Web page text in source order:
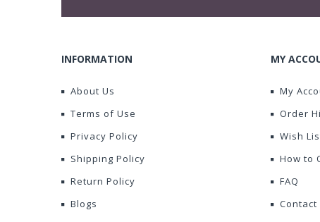
INFORMATION
About Us
Terms of Use
Privacy Policy
Shipping Policy
Return Policy
Blogs
MY
My
Order
Wish
How to
FAQ
Contact